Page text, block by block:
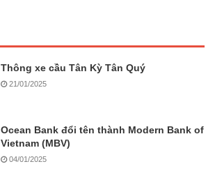
Thông xe cầu Tân Kỳ Tân Quý
21/01/2025
Ocean Bank đổi tên thành Modern Bank of
Vietnam (MBV)
04/01/2025